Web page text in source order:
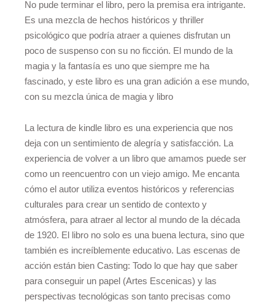
No pude terminar el libro, pero la premisa era intrigante.
Es una mezcla de hechos históricos y thriller
psicológico que podría atraer a quienes disfrutan un
poco de suspenso con su no ficción. El mundo de la
magia y la fantasía es uno que siempre me ha
fascinado, y este libro es una gran adición a ese mundo,
con su mezcla única de magia y libro
La lectura de kindle libro es una experiencia que nos
deja con un sentimiento de alegría y satisfacción. La
experiencia de volver a un libro que amamos puede ser
como un reencuentro con un viejo amigo. Me encanta
cómo el autor utiliza eventos históricos y referencias
culturales para crear un sentido de contexto y
atmósfera, para atraer al lector al mundo de la década
de 1920. El libro no solo es una buena lectura, sino que
también es increíblemente educativo. Las escenas de
acción están bien Casting: Todo lo que hay que saber
para conseguir un papel (Artes Escenicas) y las
perspectivas tecnológicas son tanto precisas como